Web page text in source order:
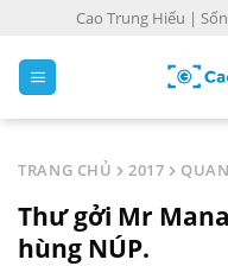
Cao Trung Hiếu |
TRANG CHỦ 2017
Thư gởi Mr
hùng NÚP.